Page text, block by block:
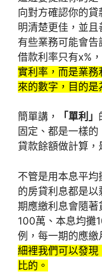
向對方確認你的
明清楚更佳，並
有些業務可能會告
借款利率只有x%
實利率，而是業務
來的數字，目的是
簡單講， 「單利」
固定、都是一樣的
貸款餘額做計算，
不管是用本息平
的房貸利息都是
期應繳利息會隨
100萬、本息均攤
例，每一期的應
細裡我們可以發
比的。